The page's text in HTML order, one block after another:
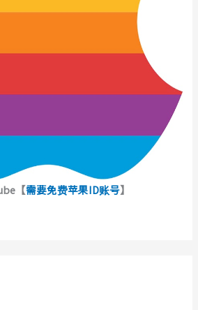
【需要免费苹果ID账号】